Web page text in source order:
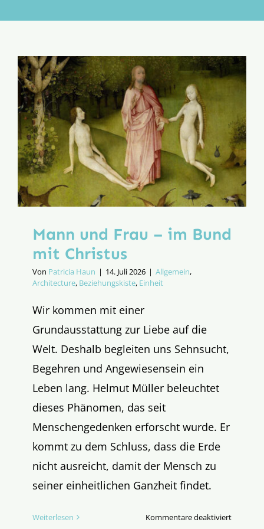
Aktion
Mann und Frau – im Bund
mit Christus
Von Patricia Haun | 14. Juli 2026 | Allgemein,
Architecture, Beziehungskiste, Einheit
Wir kommen mit einer
Grundausstattung zur Liebe auf die
Welt. Deshalb begleiten uns Sehnsucht,
Begehren und Angewiesensein ein
Leben lang. Helmut Müller beleuchtet
dieses Phänomen, das seit
Menschengedenken erforscht wurde. Er
kommt zu dem Schluss, dass die Erde
nicht ausreicht, damit der Mensch zu
seiner einheitlichen Ganzheit findet.
Weiterlesen Kommentare deaktiviertfür